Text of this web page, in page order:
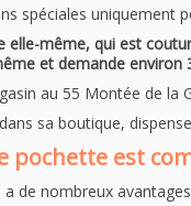
spéciales uniquement
elle-même, qui est
et demande
au 55 Montée de
sa boutique,
pochette est
de nombreux